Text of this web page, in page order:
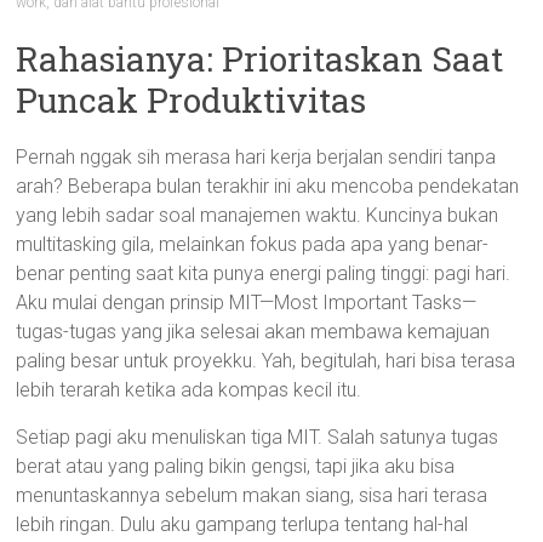
Rahasianya: Prioritaskan Saat
Puncak Produktivitas
Pernah nggak sih merasa hari kerja berjalan sendiri tanpa
arah? Beberapa bulan terakhir ini aku mencoba pendekatan
yang lebih sadar soal manajemen waktu. Kuncinya bukan
multitasking gila, melainkan fokus pada apa yang benar-
benar penting saat kita punya energi paling tinggi: pagi hari.
Aku mulai dengan prinsip MIT—Most Important Tasks—
tugas-tugas yang jika selesai akan membawa kemajuan
paling besar untuk proyekku. Yah, begitulah, hari bisa terasa
lebih terarah ketika ada kompas kecil itu.
Setiap pagi aku menuliskan tiga MIT. Salah satunya tugas
berat atau yang paling bikin gengsi, tapi jika aku bisa
menuntaskannya sebelum makan siang, sisa hari terasa
lebih ringan. Dulu aku gampang terlupa tentang hal-hal